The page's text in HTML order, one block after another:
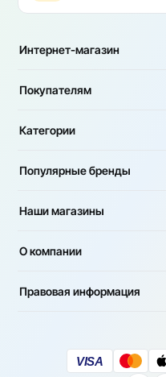
Интернет-магазин
Покупателям
Категории
Популярные бренды
Наши магазины
О компании
Правовая информация
VISA